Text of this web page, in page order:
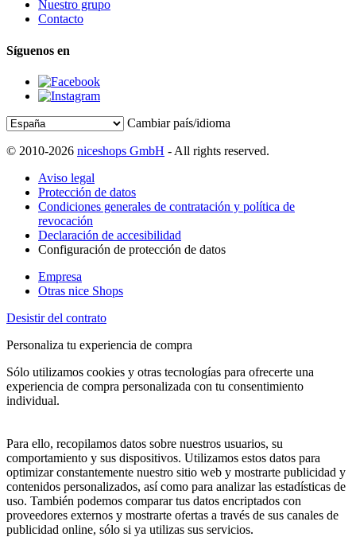
Nuestro grupo
Contacto
Síguenos en
Cambiar país/idioma
© 2010-2026 niceshops GmbH - All rights reserved.
Aviso legal
Protección de datos
Condiciones generales de contratación y política de
revocación
Declaración de accesibilidad
Configuración de protección de datos
Empresa
Otras nice Shops
Desistir del contrato
Personaliza tu experiencia de compra
Sólo utilizamos cookies y otras tecnologías para ofrecerte una
experiencia de compra personalizada con tu consentimiento
individual.
Para ello, recopilamos datos sobre nuestros usuarios, su
comportamiento y sus dispositivos. Utilizamos estos datos para
optimizar constantemente nuestro sitio web y mostrarte publicidad y
contenidos personalizados, así como para analizar las estadísticas de
uso. También podemos comparar tus datos encriptados con
proveedores externos y mostrarte ofertas a través de sus canales de
publicidad online, sólo si ya utilizas sus servicios.